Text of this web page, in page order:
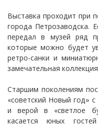
Выставка проходит при
города Петрозаводска.
передал в музей ряд
которые можно будет
ретро-санки и
замечательная
Старшим поколениям
«советский Новый год»
и верой в «светлое
касается юных